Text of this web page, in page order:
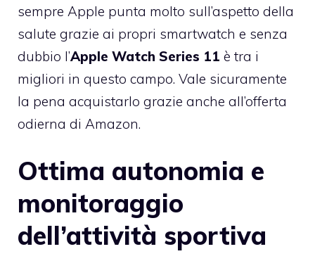
sempre Apple punta molto sull’aspetto della
salute grazie ai propri smartwatch e senza
dubbio l’Apple Watch Series 11 è tra i
migliori in questo campo. Vale sicuramente
la pena acquistarlo grazie anche all’offerta
odierna di Amazon.
Ottima autonomia e
monitoraggio
dell’attività sportiva